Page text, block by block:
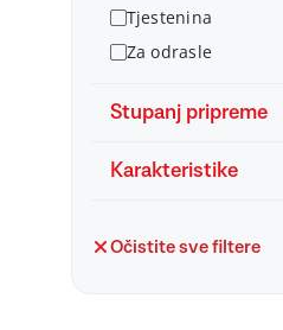
Tjestenina
Za odrasle
Stupanj pripreme
Karakteristike
Očistite sve filtere